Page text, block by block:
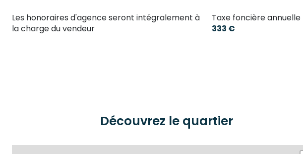
Les honoraires d'agence seront intégralement à
la charge du vendeur
Taxe foncière annuelle
333 €
Découvrez le quartier